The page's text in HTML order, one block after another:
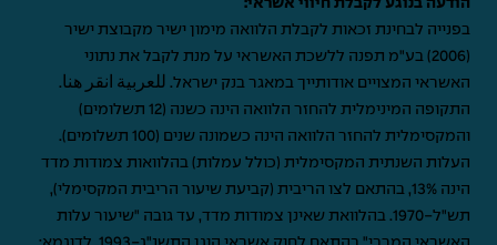
הודעה בנוגע לקבלת חיווי אשראי:
בפנייה לבחינת זכאות לקבלת הלוואה מימון ישיר מקבוצת ישיר
(2006) בע"מ תפנה ללשכת האשראי על מנת לקבל את נתוני
האשראי המצויים אודותייך במאגר בנק ישראל. للعربية انقر هنا.
התקופה המינימלית להחזר הלוואה הינה כשנה (12 תשלומים)
והמקסימלית להחזר הלוואה הינה כשמונה שנים (100 תשלומים).
העלות השנתית המקסימלית (כולל עמלות) בהלוואות צמודות מדד
הינה 13%, בהתאם לצו הריבית (קביעת שיעור הריבית המקסימלי),
תש"ל-1970. בהלוואת שאינן צמודות מדד, עד גובה "שיעור עלות